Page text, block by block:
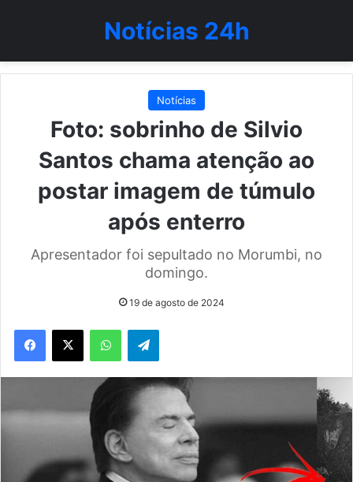
Notícias 24h
Notícias
Foto: sobrinho de Silvio
Santos chama atenção ao
postar imagem de túmulo
após enterro
Apresentador foi sepultado no Morumbi, no
domingo.
19 de agosto de 2024
WhatsAppTelegram